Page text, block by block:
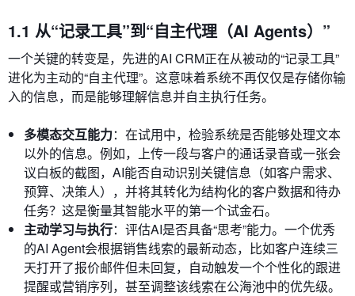
1.1 从“记录工具”到“自主代理（AI Agents）”
一个关键的转变是，先进的AI CRM正在从被动的“记录工具”
进化为主动的“自主代理”。这意味着系统不再仅仅是存储你输
入的信息，而是能够理解信息并自主执行任务。
多模态交互能力：在试用中，检验系统是否能够处理文本
以外的信息。例如，上传一段与客户的通话录音或一张会
议白板的截图，AI能否自动识别关键信息（如客户需求、
预算、决策人），并将其转化为结构化的客户数据和待办
任务？这是衡量其智能水平的第一个试金石。
主动学习与执行：评估AI是否具备“思考”能力。一个优秀
的AI Agent会根据销售线索的最新动态，比如客户连续三
天打开了报价邮件但未回复，自动触发一个个性化的跟进
提醒或营销序列，甚至调整该线索在公海池中的优先级。